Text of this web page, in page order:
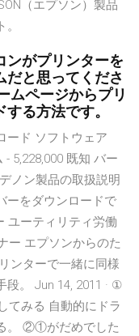
（エプソン）製品
ンがプリンターを
と思ってくださ
ムページからプリ
る方法です。
ード ソフトウェア
5,228,000 既知 バー
ノン製品の取扱説明
ーをダウンロードで
ユーティリティ労働
ー エプソンからのた
ンターで一緒に同様
段。 Jun 14, 2011 · ①
てみる 自動的にドラ
。 ②①がだめでした